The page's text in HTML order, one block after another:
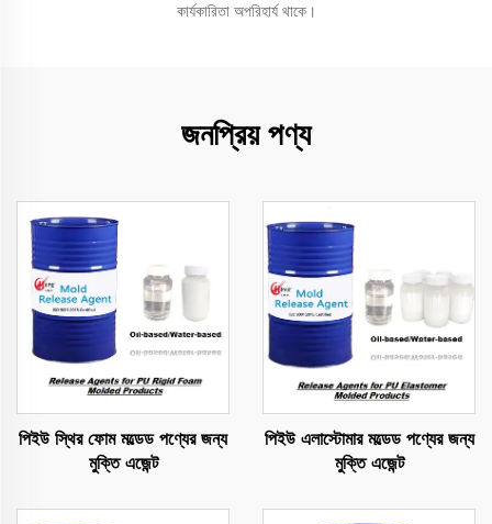
কার্যকারিতা অপরিহার্য থাকে।
জনপ্রিয় পণ্য
পিইউ স্থির ফোম মল্ডেড পণ্যের জন্য
মুক্তি এজেন্ট
পিইউ এলাস্টোমার মল্ডেড পণ্যের জন্য
মুক্তি এজেন্ট